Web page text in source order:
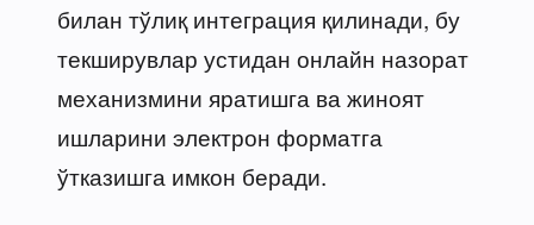
билан тўлиқ интеграция қилинади, бу
текширувлар устидан онлайн назорат
механизмини яратишга ва жиноят
ишларини электрон форматга
ўтказишга имкон беради.